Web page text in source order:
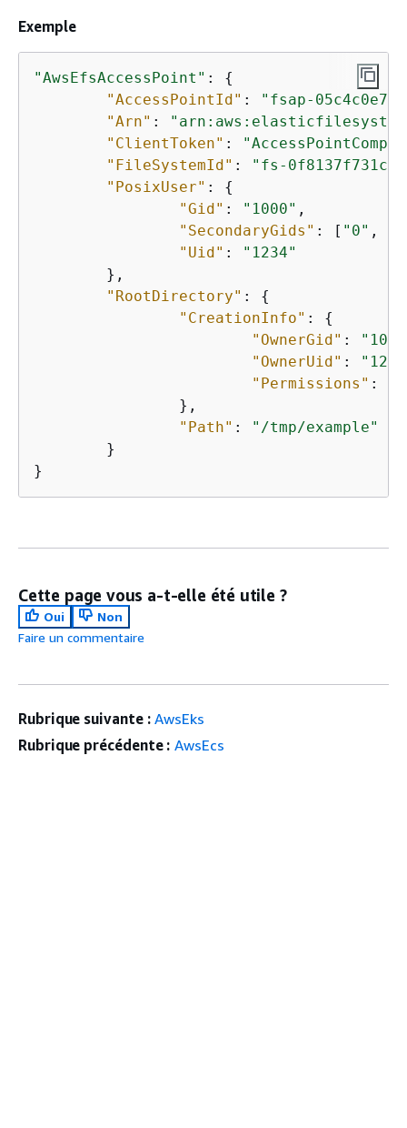
Exemple
"AwsEfsAccessPoint" : {
"AccessPointId" :
"fsap-
"Arn" :
"ClientToken" :
"FileSystemId" :
"fs-
"PosixUser" : {
"Gid" : "1000" ,
"SecondaryGids" : [ "0" ,
"Uid" :
"1234"
"RootDirectory" : {
"CreationInfo" : {
"OwnerGid" :
"OwnerUid" :
"Permissions" :
"Path" :
"/tmp/example"
}
Cette page vous a-t-elle été utile ?
Oui
Non
Faire un commentaire
Rubrique suivante : AwsEks
Rubrique précédente : AwsEcs